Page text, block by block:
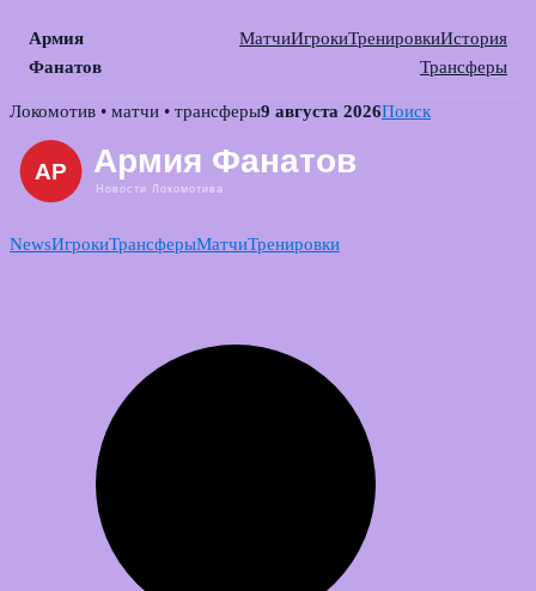
Армия
Фанатов
МатчиИгрокиТренировкиИстория
Трансферы
Skip
content
Локомотив • матчи • трансферы9 августа 2026Поиск
NewsИгрокиТрансферыМатчиТренировки